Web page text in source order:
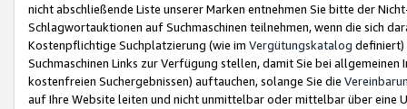
nicht abschließende Liste unserer Marken entnehmen Sie bitte der
Schlagwortauktionen auf Suchmaschinen teilnehmen, wenn die sich
Kostenpflichtige Suchplatzierung (wie im Vergütungskatalog definiert)
Suchmaschinen Links zur Verfügung stellen, damit Sie bei
kostenfreien Suchergebnissen) auftauchen, solange Sie die
auf Ihre Website leiten und nicht unmittelbar oder mittelbar über eine